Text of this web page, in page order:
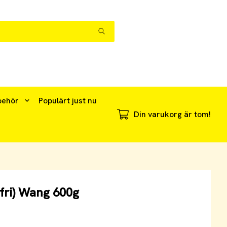
Populärt just nu
Din varukorg är tom!
Wang 600g